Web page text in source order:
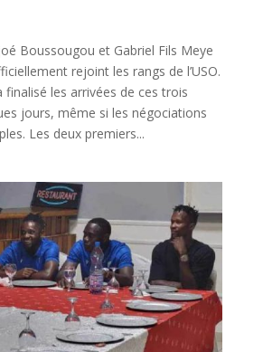
Boussougou et Gabriel Fils Meye
rejoint les rangs de l’USO.
finalisé les arrivées de ces trois
jours, même si les négociations
Les deux premiers...